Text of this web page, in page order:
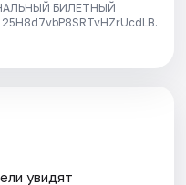
БИЛЕТНЫЙ
увидят